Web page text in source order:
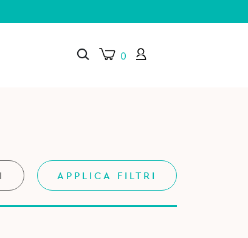
0
APPLICA FILTRI